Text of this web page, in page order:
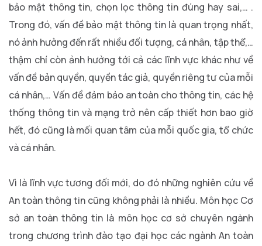
bảo mật thông tin, chọn lọc thông tin đúng hay sai,… .
Trong đó, vấn đề bảo mật thông tin là quan trọng nhất,
nó ảnh hưởng đến rất nhiều đối tượng, cá nhân, tập thể,…
thậm chí còn ảnh hưởng tới cả các lĩnh vực khác như về
vấn đề bản quyền, quyền tác giả, quyền riêng tư của mỗi
cá nhân,… Vấn đề đảm bảo an toàn cho thông tin, các hệ
thống thông tin và mạng trở nên cấp thiết hơn bao giờ
hết, đó cũng là mối quan tâm của mỗi quốc gia, tổ chức
và cá nhân.
Vì là lĩnh vực tương đối mới, do đó những nghiên cứu về
An toàn thông tin cũng không phải là nhiều. Môn học Cơ
sở an toàn thông tin là môn học cơ sở chuyên ngành
trong chương trình đào tạo đại học các ngành An toàn